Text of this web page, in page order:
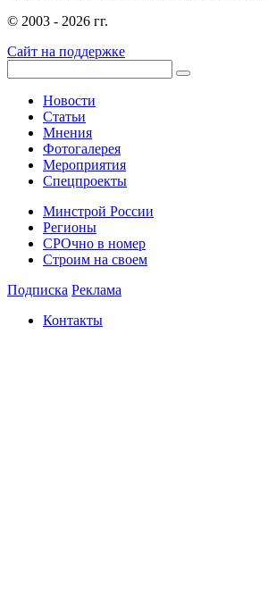
© 2003 - 2026 гг.
Сайт на поддержке
Новости
Статьи
Мнения
Фотогалерея
Мероприятия
Спецпроекты
Минстрой России
Регионы
СРОчно в номер
Строим на своем
Подписка Реклама
Контакты